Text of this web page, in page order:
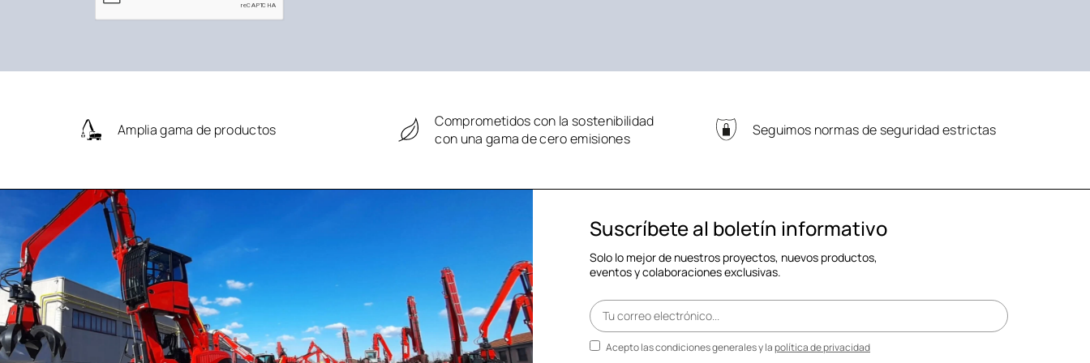
Amplia gama de productos
Comprometidos con la sostenibilidad
con una gama de cero emisiones
Seguimos normas de seguridad estrictas
Suscríbete al boletín informativo
Solo lo mejor de nuestros proyectos, nuevos productos,
eventos y colaboraciones exclusivas.
Acepto las condiciones generales y lapolítica de privacidad